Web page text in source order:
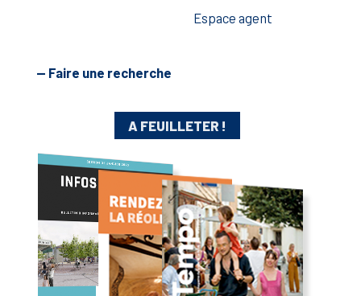
Espace agent
— Faire une recherche
A FEUILLETER !